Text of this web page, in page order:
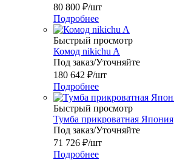
80 800 ₽/шт
Подробнее
Быстрый просмотр
Комод nikichu A
Под заказ/Уточняйте
180 642 ₽/шт
Подробнее
Быстрый просмотр
Тумба прикроватная Япония
Под заказ/Уточняйте
71 726 ₽/шт
Подробнее